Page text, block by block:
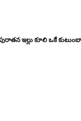
ఇల్లు కూలి ఒకే